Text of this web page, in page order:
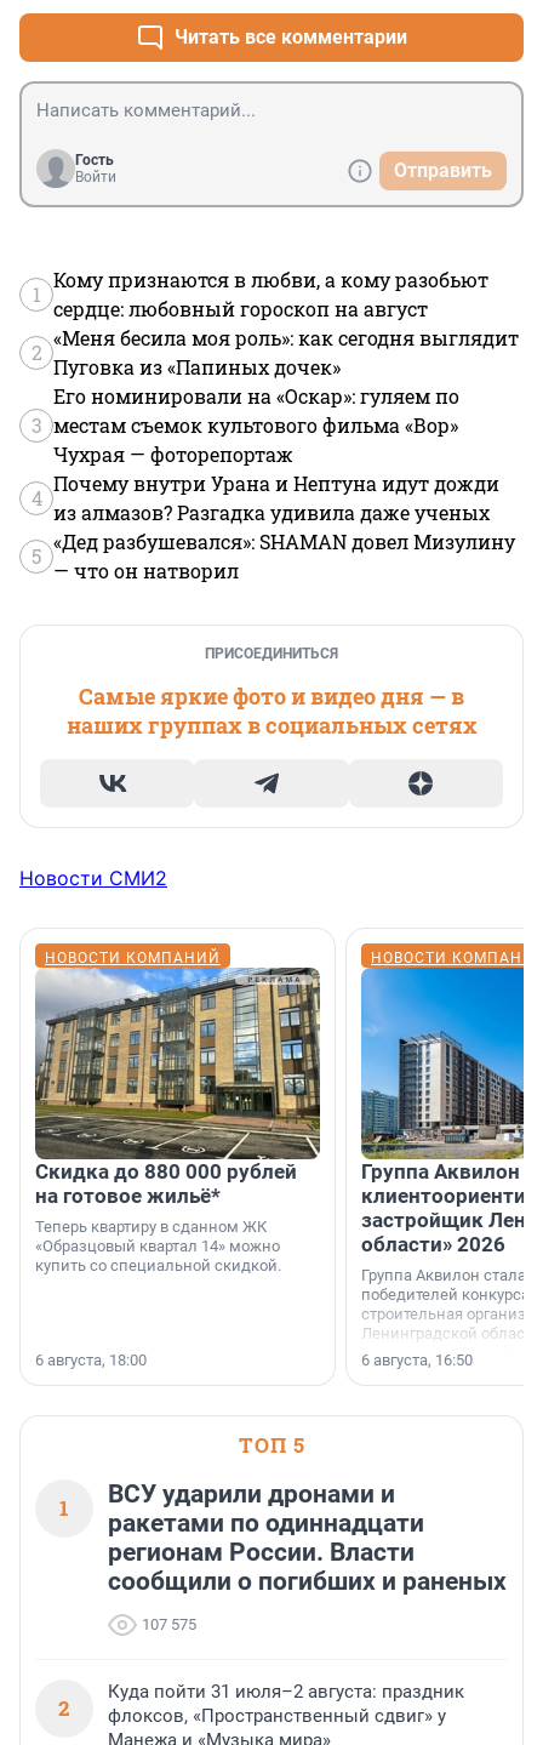
Читать все комментарии
Гость
Войти
Отправить
1
Кому признаются в любви, а кому разобьют
сердце: любовный гороскоп на август
2
«Меня бесила моя роль»: как сегодня выглядит
Пуговка из «Папиных дочек»
3
Его номинировали на «Оскар»: гуляем по
местам съемок культового фильма «Вор»
Чухрая — фоторепортаж
4
Почему внутри Урана и Нептуна идут дожди
из алмазов? Разгадка удивила даже ученых
5
«Дед разбушевался»: SHAMAN довел Мизулину
— что он натворил
ПРИСОЕДИНИТЬСЯ
Самые яркие фото и видео дня — в
наших группах в социальных сетях
Новости СМИ2
НОВОСТИ КОМПАНИЙ
Скидка до 880 000 рублей
на готовое жильё*
Теперь квартиру в сданном ЖК
«Образцовый квартал 14» можно
купить со специальной скидкой.
6 августа, 18:00
НОВОСТИ
Группа Аквилон
застройщик
области» 2026
Группа Аквилон стала
победителей конкурса
строительная
Ленинградской области
номинации «Самый
застройщик
области».
6 августа, 16:50
ТОП 5
1
ВСУ ударили дронами и
ракетами по одиннадцати
регионам России. Власти
сообщили о погибших и раненых
107 575
2
Куда пойти 31 июля–2 августа: праздник
флоксов, «Пространственный сдвиг» у
Манежа и «Музыка мира»